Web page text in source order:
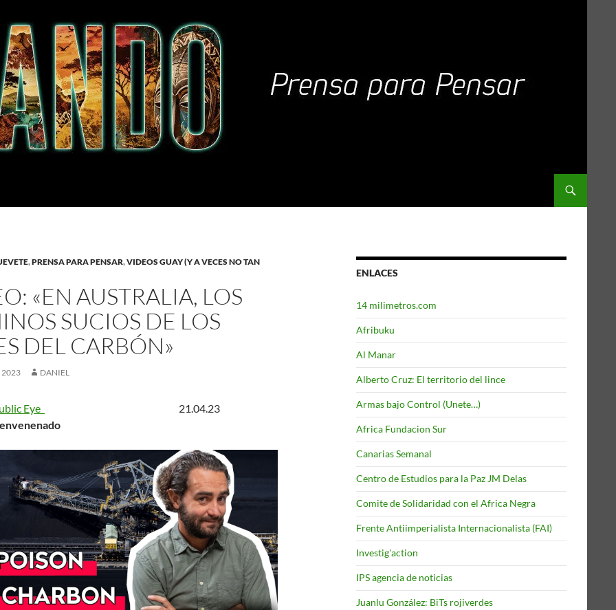
,PRENSA PARA PENSAR,VIDEOS GUAY (Y A VECES NO TAN
«EN AUSTRALIA, LOS
SUCIOS DE LOS
DEL CARBÓN»
2023 DANIEL
Eye
21.04.23
ENLACES
14 milimetros.com
Afribuku
Al Manar
Alberto Cruz: El territorio del lince
Armas bajo Control (Unete…)
Africa Fundacion Sur
Canarias Semanal
Centro de Estudios para la Paz JM Delas
Comite de Solidaridad con el Africa Negra
Frente Antiimperialista Internacionalista (FAI)
Investig'action
IPS agencia de noticias
Juanlu González: BiTs rojiverdes